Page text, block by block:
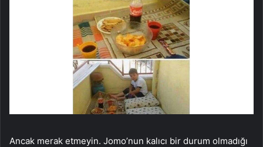
Ancak merak etmeyin. Jomo’nun kalıcı bir durum olmadığı